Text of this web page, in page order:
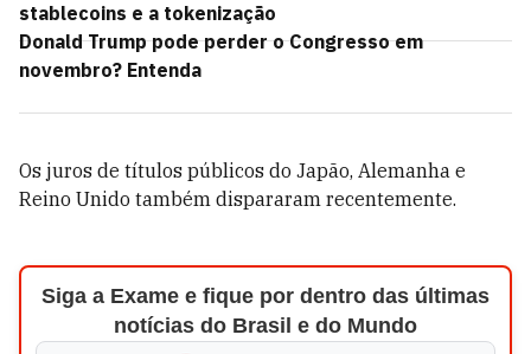
stablecoins e a tokenização
Donald Trump pode perder o Congresso em
novembro? Entenda
Os juros de títulos públicos do Japão, Alemanha e
Reino Unido também dispararam recentemente.
Siga a Exame e fique por dentro das últimas
notícias do Brasil e do Mundo